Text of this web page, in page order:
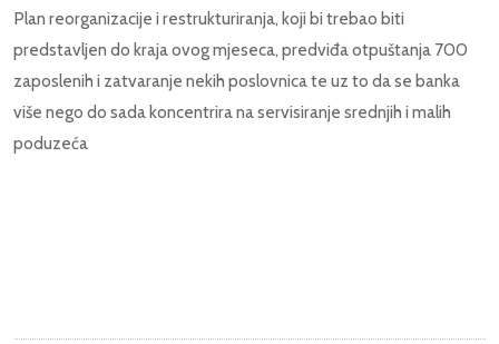
Plan reorganizacije i restrukturiranja, koji bi trebao biti
predstavljen do kraja ovog mjeseca, predviđa otpuštanja 700
zaposlenih i zatvaranje nekih poslovnica te uz to da se banka
više nego do sada koncentrira na servisiranje srednjih i malih
poduzeća